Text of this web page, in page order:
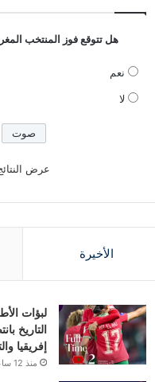
هل تتوقع فوز المنتخب
نعم
لا
عرض
الأخيرة
لبؤات
التاريخ
إفريقيا
منذ 12 ساعة